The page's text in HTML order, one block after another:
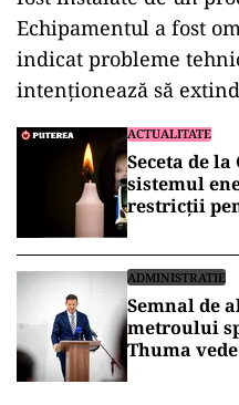
Echipamentul a fost
indicat probleme
intenționează să
ACTUALITATE
Seceta de
sistemul
restricții
ADMINISTRATIE
Semnal de
metroului
Thuma